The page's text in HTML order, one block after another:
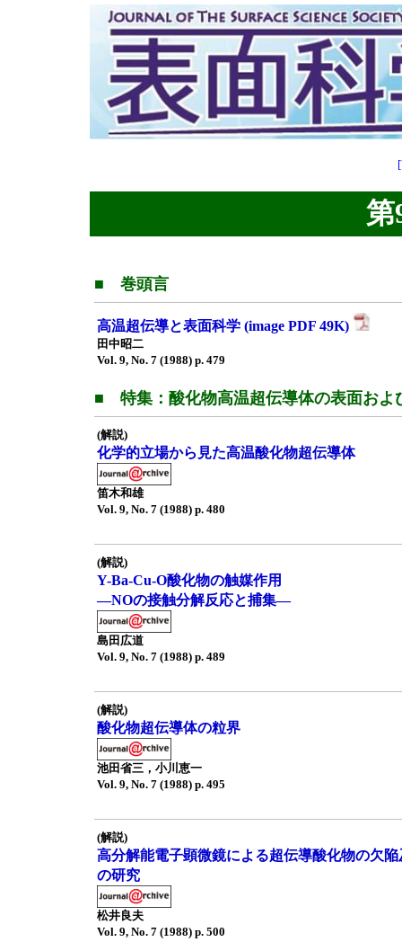
第
■ 巻頭言
高温超伝導と表面科学 (image PDF 49K)
田中昭二
Vol. 9, No. 7 (1988) p. 479
■ 特集：酸化物高温超伝導体の表面およ
(解説)
化学的立場から見た高温酸化物超伝導体
笛木和雄
Vol. 9, No. 7 (1988) p. 480
(解説)
Y-Ba-Cu-O酸化物の触媒作用
—NOの接触分解反応と捕集—
島田広道
Vol. 9, No. 7 (1988) p. 489
(解説)
酸化物超伝導体の粒界
池田省三，小川恵一
Vol. 9, No. 7 (1988) p. 495
(解説)
高分解能電子顕微鏡による超伝導酸化物の欠
の研究
松井良夫
Vol. 9, No. 7 (1988) p. 500